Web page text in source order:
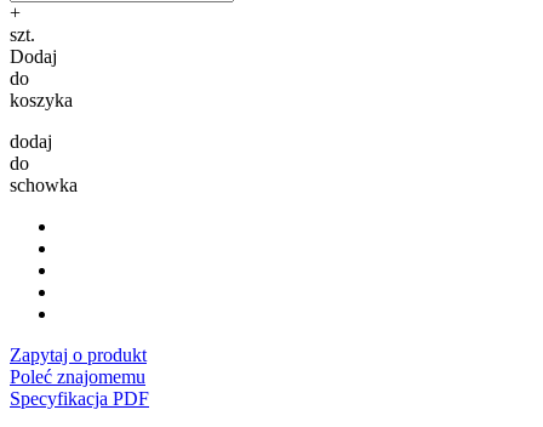
+
szt.
Dodaj
do
koszyka
dodaj
do
schowka
Zapytaj o produkt
Poleć znajomemu
Specyfikacja PDF